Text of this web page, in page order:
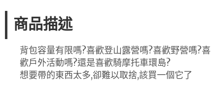
商品描述
背包容量有限嗎?喜歡登山露營嗎?喜歡野營嗎?喜
歡戶外活動嗎?還是喜歡騎摩托車環島?
想要帶的東西太多,卻難以取捨,該買一個它了